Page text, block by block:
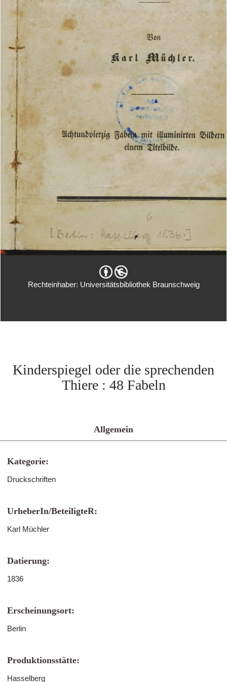
Rechteinhaber: Universitätsbibliothek Braunschweig
Kinderspiegel oder die sprechenden
Thiere : 48 Fabeln
Allgemein
Kategorie:
Druckschriften
UrheberIn/BeteiligteR:
Karl Müchler
Datierung:
1836
Erscheinungsort:
Berlin
Produktionsstätte:
Hasselberg